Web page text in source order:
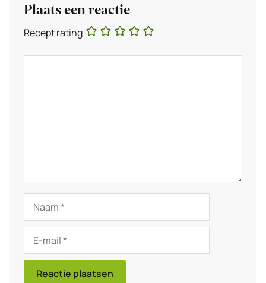
Plaats een reactie
Recept rating
Naam
mail